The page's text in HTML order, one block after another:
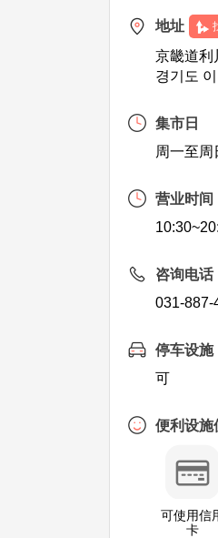
地址
京畿道利
경기도
集市日
周一至周
营业时间
咨询电话
031-887-
停车设施
可
便利设施
可使用信
卡